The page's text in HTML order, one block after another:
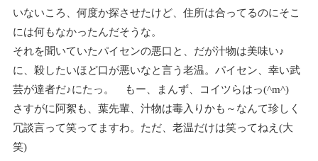
いないころ、何度か探させたけど、住所は合ってるのにそこ
には何もなかったんだそうな。
それを聞いていたパイセンの悪口と、だが汁物は美味い♪
に、殺したいほど口が悪いなと言う老温。パイセン、幸い武
芸が達者だ♪にたっ。 もー、まんず、コイツらはっ(^m^)
さすがに阿絮も、葉先輩、汁物は毒入りかも～なんて珍しく
冗談言って笑ってますわ。ただ、老温だけは笑ってねえ(大
笑)